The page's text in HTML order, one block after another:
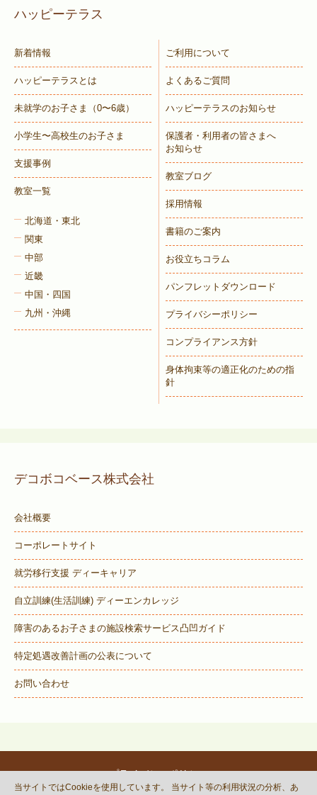
ハッピーテラス
新着情報
ハッピーテラスとは
未就学のお子さま （0〜6歳）
小学生〜高校生のお子さま
支援事例
教室一覧
北海道・東北
関東
中部
近畿
中国・四国
九州・沖縄
ご利用について
よくあるご質問
ハッピーテラスのお知らせ
保護者・利用者の皆さまへ
お知らせ
教室ブログ
採用情報
書籍のご案内
お役立ちコラム
パンフレットダウンロード
プライバシーポリシー
コンプライアンス方針
身体拘束等の適正化のための指
針
デコボコベース株式会社
会社概要
コーポレートサイト
就労移行支援 ディーキャリア
自立訓練(生活訓練) ディーエンカレッジ
障害のあるお子さまの施設検索サービス凸凹ガイド
特定処遇改善計画の公表について
お問い合わせ
プライバシーポリシー
© DECOBOCO BASE Co.,Ltd.
当サイトではCookieを使用しています。 当サイト等の利用状況の分析、あ